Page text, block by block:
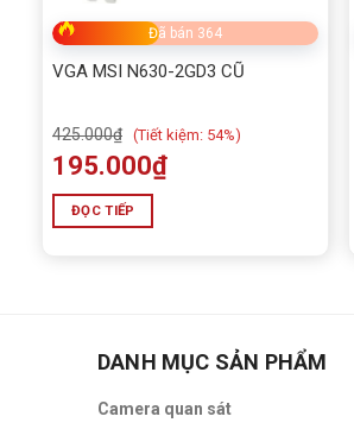
Đã bán 364
VGA MSI N630-2GD3 CŨ
425.000₫ (Tiết kiệm: 54%)
195.000₫
ĐỌC TIẾP
DANH MỤC SẢN PHẨM
Camera quan sát